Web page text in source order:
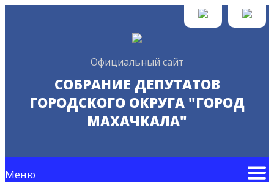
Официальный сайт
СОБРАНИЕ ДЕПУТАТОВ
ГОРОДСКОГО ОКРУГА "ГОРОД
МАХАЧКАЛА"
Меню